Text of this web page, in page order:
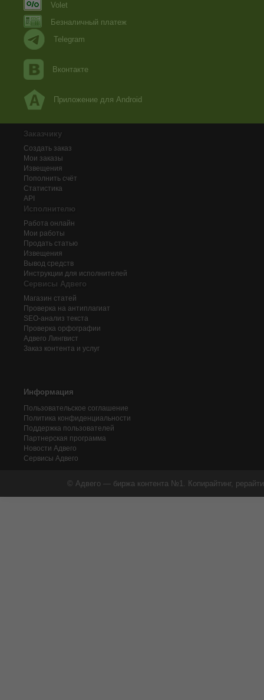
Volet
Безналичный платеж
Telegram
Вконтакте
Приложение для Android
Заказчику
Создать заказ
Мои заказы
Извещения
Пополнить счёт
Статистика
API
Исполнителю
Работа онлайн
Мои работы
Продать статью
Извещения
Вывод средств
Инструкции для исполнителей
Сервисы Адвего
Магазин статей
Проверка на антиплагиат
SEO-анализ текста
Проверка орфографии
Адвего Лингвист
Заказ контента и услуг
Информация
Пользовательское соглашение
Политика конфиденциальности
Поддержка пользователей
Партнерская программа
Новости Адвего
Сервисы Адвего
© Адвего — биржа контента №1. Копирайтинг,